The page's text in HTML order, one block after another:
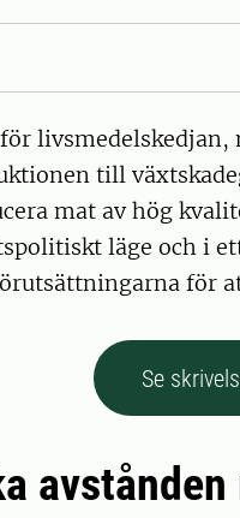
till
mat av hög
läge och i
för
Se